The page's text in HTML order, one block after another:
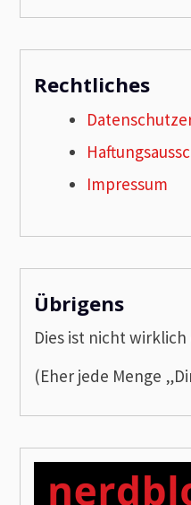
Rechtliches
Impressum
Übrigens
Dies ist nicht
(Eher jede Menge